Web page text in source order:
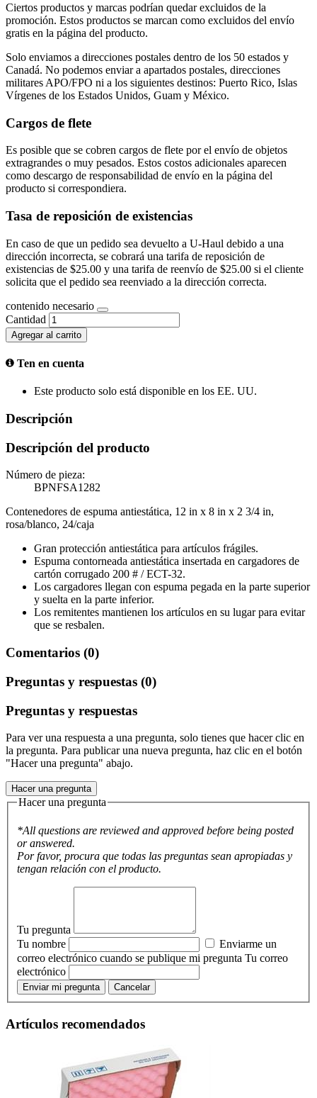
Ciertos productos y marcas podrían quedar excluidos de la
promoción. Estos productos se marcan como excluidos del envío
gratis en la página del producto.
Solo enviamos a direcciones postales dentro de los 50 estados y
Canadá. No podemos enviar a apartados postales, direcciones
militares APO/FPO ni a los siguientes destinos: Puerto Rico, Islas
Vírgenes de los Estados Unidos, Guam y México.
Cargos de flete
Es posible que se cobren cargos de flete por el envío de objetos
extragrandes o muy pesados. Estos costos adicionales aparecen
como descargo de responsabilidad de envío en la página del
producto si correspondiera.
Tasa de reposición de existencias
En caso de que un pedido sea devuelto a U-Haul debido a una
dirección incorrecta, se cobrará una tarifa de reposición de
existencias de $25.00 y una tarifa de reenvío de $25.00 si el cliente
solicita que el pedido sea reenviado a la dirección correcta.
contenido necesario
Cantidad
Agregar al carrito
Ten en cuenta
Este producto solo está disponible en los EE. UU.
Descripción
Descripción del producto
Número de pieza:
BPNFSA1282
Contenedores de espuma antiestática, 12 in x 8 in x 2 3/4 in,
rosa/blanco, 24/caja
Gran protección antiestática para artículos frágiles.
Espuma contorneada antiestática insertada en cargadores de
cartón corrugado 200 # / ECT-32.
Los cargadores llegan con espuma pegada en la parte superior
y suelta en la parte inferior.
Los remitentes mantienen los artículos en su lugar para evitar
que se resbalen.
Comentarios (0)
Preguntas y respuestas (0)
Preguntas y respuestas
Para ver una respuesta a una pregunta, solo tienes que hacer clic en
la pregunta. Para publicar una nueva pregunta, haz clic en el botón
"Hacer una pregunta" abajo.
Hacer una pregunta
Hacer una pregunta
*All questions are reviewed and approved before being posted
or answered.
Por favor, procura que todas las preguntas sean apropiadas y
tengan relación con el producto.
Tu pregunta
Tu nombre
Enviarme un
correo electrónico cuando se publique mi pregunta Tu correo
electrónico
Enviar mi pregunta Cancelar
Artículos recomendados